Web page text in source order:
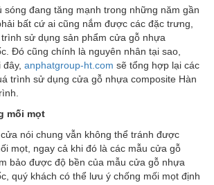
sóng đang tăng mạnh trong những năm gần
bất cứ ai cũng nắm được các đặc trưng,
sử dụng sản phẩm cửa gỗ nhựa
Đó cũng chính là nguyên nhân tại sao,
anphatgroup-ht.com sẽ tổng hợp lại các
trình sử dụng cửa gỗ nhựa composite Hàn
mối mọt
nói chung vẫn không thể tránh được
mọt, ngay cả khi đó là các mẫu cửa gỗ
bảo được độ bền của mẫu cửa gỗ nhựa
quý khách có thể lưu ý chống mối mọt định